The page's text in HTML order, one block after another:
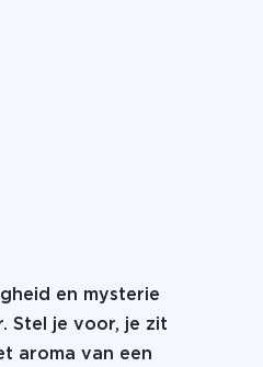
en mysterie
Stel je voor, je zit
aroma van een